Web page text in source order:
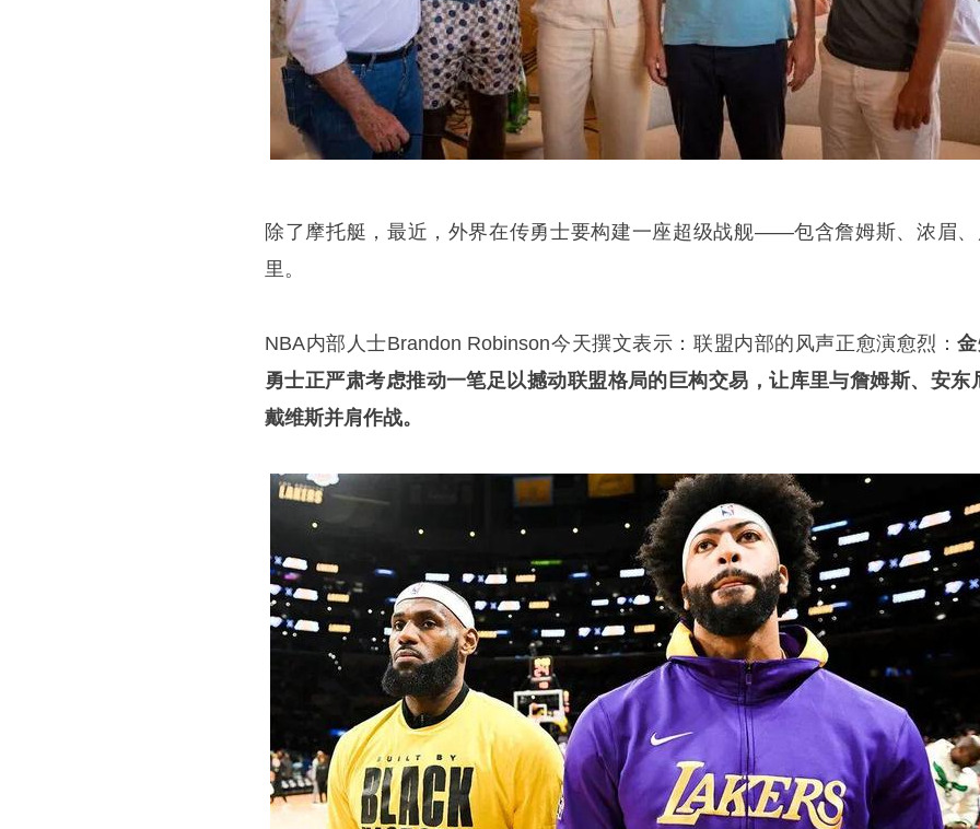
除了摩托艇，最近，外界在传勇士要构建一座超级战舰——包含詹姆斯、浓眉
里。
NBA内部人士Brandon Robinson今天撰文表示：联盟内部的风声正愈演愈烈：
勇士正严肃考虑推动一笔足以撼动联盟格局的巨构交易，让库里与詹姆斯、安东
戴维斯并肩作战。